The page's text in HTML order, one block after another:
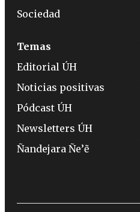
Sociedad
Temas
Editorial ÚH
Noticias positivas
Pódcast ÚH
Newsletters ÚH
Ñandejara Ñe’ẽ